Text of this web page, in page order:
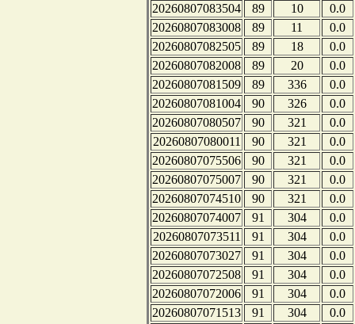
20260807083504
89 10
0.0
20260807083008
89 11
0.0
20260807082505
89 18
0.0
20260807082008
89 20
0.0
20260807081509
89 336
0.0
20260807081004
90 326
0.0
20260807080507
90 321
0.0
20260807080011
90 321
0.0
20260807075506
90 321
0.0
20260807075007
90 321
0.0
20260807074510
90 321
0.0
20260807074007
91 304
0.0
20260807073511
91 304
0.0
20260807073027
91 304
0.0
20260807072508
91 304
0.0
20260807072006
91 304
0.0
20260807071513
91 304
0.0